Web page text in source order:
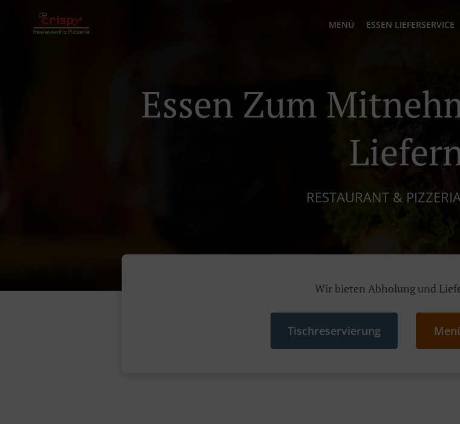
MENÜ ESSEN LIEFERSERVICE
Essen Zum
RESTAURANT &
Wir bieten Abholung und
Tischreservierung